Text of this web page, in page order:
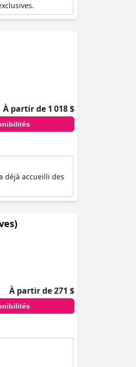
À partir de 1 018 $
déjà accueilli des
À partir de 271 $